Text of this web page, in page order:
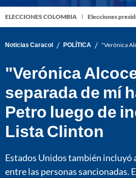
ELECCIONES COLOMBIA Elecciones
Noticias Caracol / POLÍTICA / "Verónica
"Verónica
separada de mí
Petro luego de
Lista Clinton
Estados Unidos también incluyó
entre las personas sancionadas.